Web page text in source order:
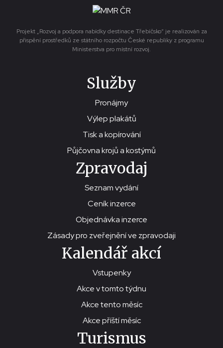
Projekt „Rozvoj a podpora nabídky destinace Třebíčsko“ je realizován za
přispění prostředků ze státního rozpočtu České republiky z programu
Ministerstva pro místní rozvoj.
Služby
Pronájmy
Výlep plakátů
Tisk a kopírování
Půjčovna krojů a kostýmů
Zpravodaj
Seznam vydání
Ceník inzerce
Objednávka inzerce
Zásady pro zveřejnění ve zpravodaji
Kalendář akcí
Vstupenky
Akce v tomto týdnu
Akce tento měsíc
Akce příští měsíc
Turismus